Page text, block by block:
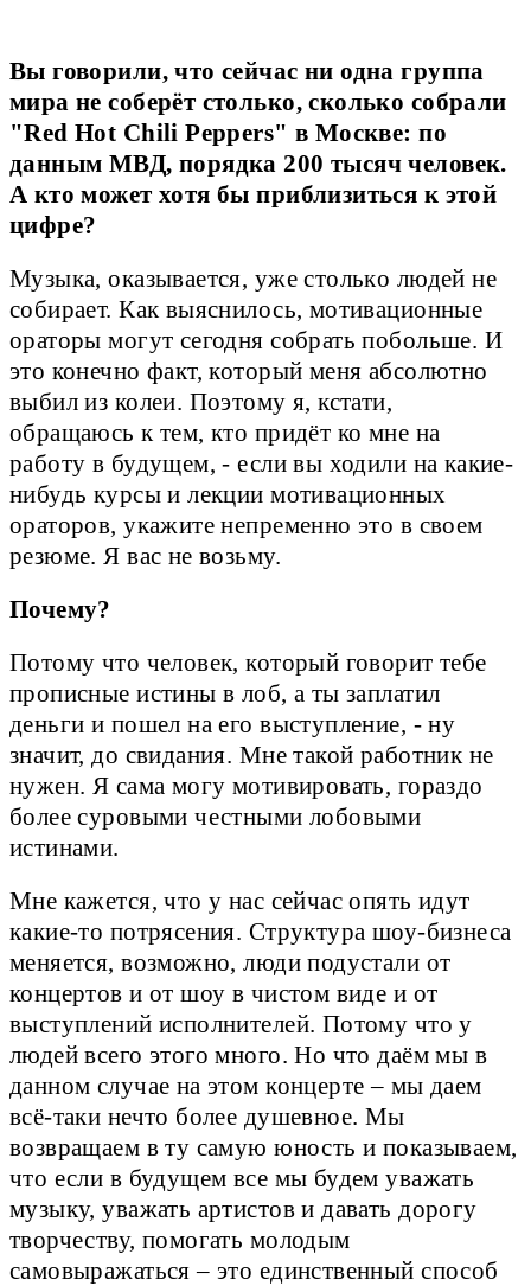
Вы говорили, что сейчас ни одна группа
мира не соберёт столько, сколько собрали
"Red Hot Chili Peppers" в Москве: по
данным МВД, порядка 200 тысяч человек.
А кто может хотя бы приблизиться к этой
цифре?
Музыка, оказывается, уже стoлькo людей не
собирает. Как выяснилось, мотивационные
ораторы могут сегодня собрать побольше. И
это конечно факт, который меня абсолютно
выбил из колеи. Поэтому я, кстати,
обращаюсь к тем, кто придёт ко мне на
работу в будущем, - если вы ходили на какие-
нибудь курсы и лекции мотивационных
ораторов, укажите непременно это в своем
резюме. Я вас не возьму.
Почему?
Потому что человек, который говорит тебе
прописные истины в лоб, а ты заплатил
деньги и пошел на его выступление, - ну
значит, до свидания. Мне такой работник не
нужен. Я сама могу мотивировать, гораздо
более суровыми честными лобовыми
истинами.
Мне кажется, что у нас сейчас опять идут
какие-то потрясения. Структура шоу-бизнеса
меняется, возможно, люди подустали от
концертов и от шоу в чистом виде и от
выступлений исполнителей. Потому что у
людей всего этого много. Но что даём мы в
данном случае на этом концерте – мы даем
всё-таки нечто более душевное. Мы
возвращаем в ту самую юность и показываем,
что если в будущем все мы будем уважать
музыку, уважать артистов и давать дорогу
творчеству, помогать молодым
самовыражаться – это единственный способ